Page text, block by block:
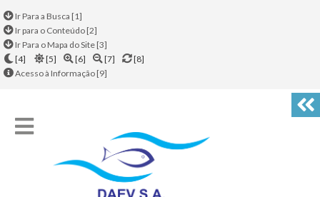
Ir Para a Busca [1]
Ir para o Conteúdo [2]
Ir Para o Mapa do Site [3]
[4]
[5] [6] [7]
[8]
Acesso à Informação [9]